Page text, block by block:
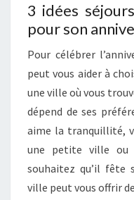
3 idées
pour son
Pour célébrer
peut vous aider à
une ville où vous
dépend de ses
aime la tranquillité,
une petite ville ou
souhaitez qu’il fête
ville peut vous offrir